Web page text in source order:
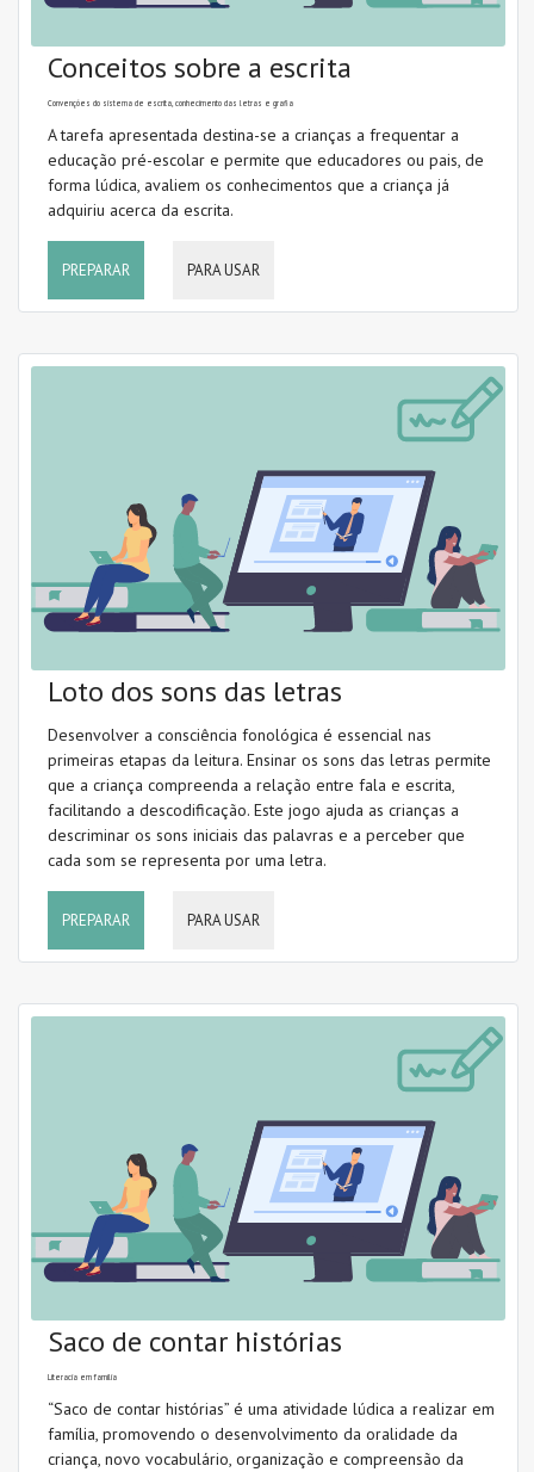
Conceitos sobre a escrita
Convenções do sistema de escrita, conhecimento das letras e grafia
A tarefa apresentada destina-se a crianças a frequentar a
educação pré-escolar e permite que educadores ou pais, de
forma lúdica, avaliem os conhecimentos que a criança já
adquiriu acerca da escrita.
PREPARAR PARA USAR
Loto dos sons das letras
Desenvolver a consciência fonológica é essencial nas
primeiras etapas da leitura. Ensinar os sons das letras permite
que a criança compreenda a relação entre fala e escrita,
facilitando a descodificação. Este jogo ajuda as crianças a
descriminar os sons iniciais das palavras e a perceber que
cada som se representa por uma letra.
PREPARAR PARA USAR
Saco de contar histórias
Literacia em família
“Saco de contar histórias” é uma atividade lúdica a realizar em
família, promovendo o desenvolvimento da oralidade da
criança, novo vocabulário, organização e compreensão da